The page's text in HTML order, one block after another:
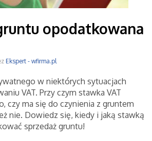
opodatkowana
Ekspert - wfirma.pl
w niektórych sytuacjach
VAT. Przy czym stawka VAT
czy ma się do czynienia z gruntem
nie. Dowiedz się, kiedy i jaką stawką
sprzedaż gruntu!